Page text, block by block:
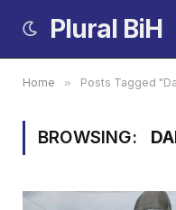
Plural BiH
Home » Posts Tagged
BROWSING: